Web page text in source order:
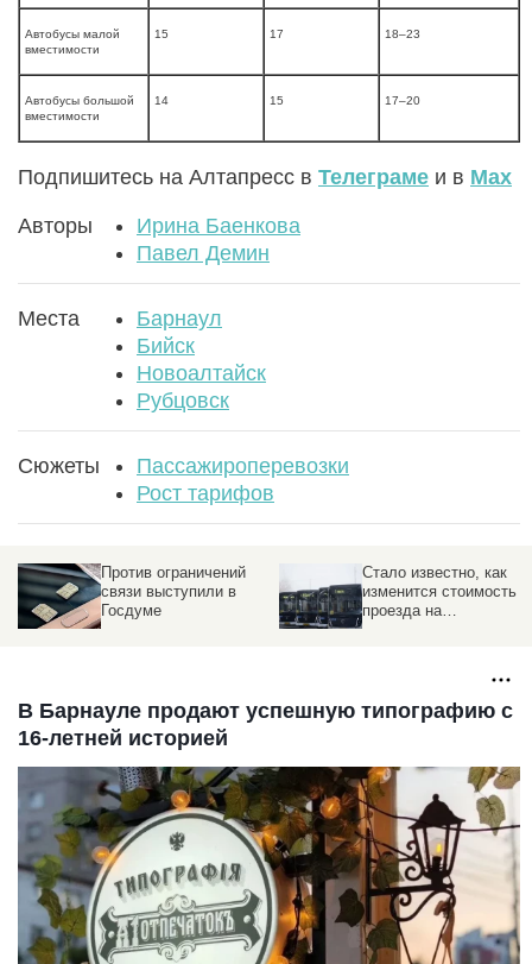
Автобусы малой
вместимости
15 17 18–23
Автобусы большой
вместимости
14 15 17–20
Подпишитесь на Алтапресс в Телеграме и в Max
Авторы
Ирина Баенкова
Павел Демин
Места
Барнаул
Бийск
Новоалтайск
Рубцовск
Сюжеты
Пассажироперевозки
Рост тарифов
Против ограничений
связи выступили в
Госдуме
Стало известно, как
изменится стоимость
проезда на
В Барнауле продают успешную типографию с
16-летней историей